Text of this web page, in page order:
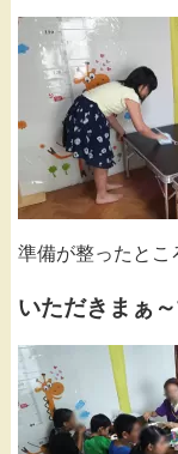
準備が整ったとこ
いただきまぁ